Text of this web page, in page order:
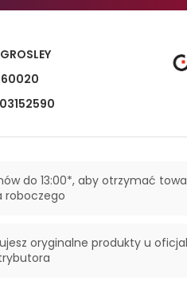
GROSLEY
do 13:00*, aby otrzymać
roboczego
oryginalne produkty u